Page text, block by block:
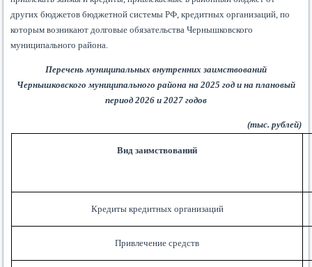
других бюджетов бюджетной системы РФ, кредитных организаций, по
которым возникают долговые обязательства Чернышковского
муниципального района.
Перечень муниципальных внутренних заимствований
Чернышковского муниципального района на 2025 год и на плановый
период 2026 и 2027 годов
(тыс. рублей)
Вид заимствований
Кредиты кредитных организаций
Привлечение средств